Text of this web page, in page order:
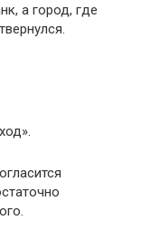
а город, где